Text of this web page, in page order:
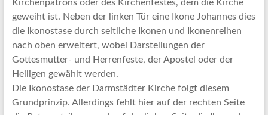
Kirchenpatrons oder des Kirchenfestes, dem die Kirche
geweiht ist. Neben der linken Tür eine Ikone Johannes dies
die Ikonostase durch seitliche Ikonen und Ikonenreihen
nach oben erweitert, wobei Darstellungen der
Gottesmutter- und Herrenfeste, der Apostel oder der
Heiligen gewählt werden.
Die Ikonostase der Darmstädter Kirche folgt diesem
Grundprinzip. Allerdings fehlt hier auf der rechten Seite